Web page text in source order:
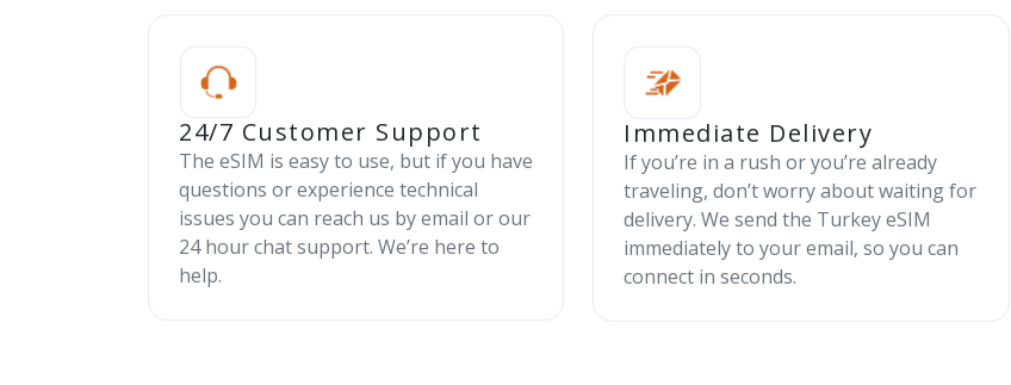
24/7 Customer Support
The eSIM is easy to use, but if you have
questions or experience technical
issues you can reach us by email or our
24 hour chat support. We’re here to
help.
Immediate Delivery
If you’re in a rush or you’re already
traveling, don’t worry about waiting for
delivery. We send the Turkey eSIM
immediately to your email, so you can
connect in seconds.